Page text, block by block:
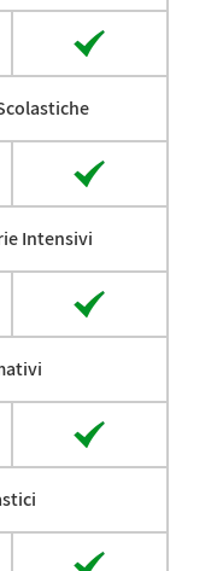
Intensivi